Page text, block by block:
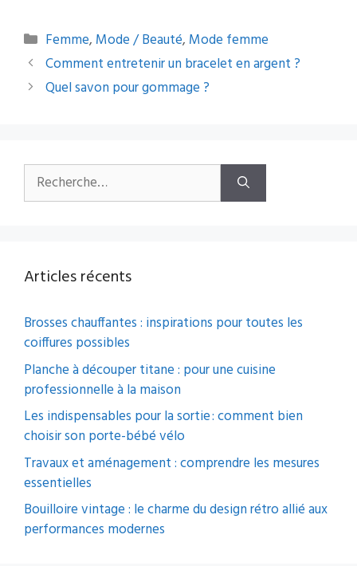
Catégories
Femme, Mode / Beauté, Mode femme
Navigation
des
Comment entretenir un bracelet en argent ?
Quel savon pour gommage ?
Rechercher :
Articles récents
Brosses chauffantes : inspirations pour toutes les
coiffures possibles
Planche à découper titane : pour une cuisine
professionnelle à la maison
Les indispensables pour la sortie : comment bien
choisir son porte-bébé vélo
Travaux et aménagement : comprendre les mesures
essentielles
Bouilloire vintage : le charme du design rétro allié aux
performances modernes